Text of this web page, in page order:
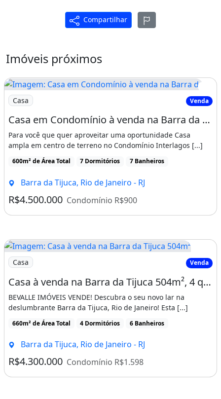
armário;&lt;br&gt;3ª suíte excelente para
quarto de hóspedes (as 3 suítes dão acesso à
piscina);&lt;br&gt;A 4ª é Suíte Master com
armários, closet para sapatos e banheiro com
banheira e chuveiro separados;&lt;br&gt;No
terceiro andar: Sótão bem amplo e arejado,
com cozinha e banheiro.&lt;br&gt;Anexo nos
fundos do terreno com Dependência
completa (quarto e banheiro), área de serviço
e Academia com aparelhos no segundo
com 500L cada.&lt;br&gt;Poço artesiano para
lavagem do quintal e das plantas do
jardim.&lt;br&gt;Agora a pergunta é: por que
metro quadrado? Porque a casa precisa de
algumas reformas, como recolocação de
gessos e os proprietários atuais por motivos
pessoais escolheram não fazer. Então, ela se
tornou uma oportunidade num preço do
metro quadrado tão
mesmo e venha conhecer pessoalmente essa
oportunidade!&lt;br&gt;&lt;i&gt;Para maiores
informações, consulte um Corretor
Compartilhar
Imóveis próximos
Imagem: Casa em Condomínio à venda na Barra da
Casa Venda
Casa em Condomínio à venda na Barra da Tijuca - Rio de Janeiro/RJ, Zona Oeste
Para você que quer aproveitar uma oportunidade Casa
ampla em centro de terreno no Condomínio Interlagos [...]
600m² de Área Total 7 Dormitórios 7 Banheiros
Barra da Tijuca, Rio de Janeiro - RJ
R$4.500.000 Condomínio R$900
Imagem: Casa à venda na Barra da Tijuca 504m²
Casa Venda
Casa à venda na Barra da Tijuca 504m², 4 quartos, 4 vagas
BEVALLE IMÓVEIS VENDE! Descubra o seu novo lar na
deslumbrante Barra da Tijuca, Rio de Janeiro! Esta [...]
660m² de Área Total 4 Dormitórios 6 Banheiros
Barra da Tijuca, Rio de Janeiro - RJ
R$4.300.000 Condomínio R$1.598